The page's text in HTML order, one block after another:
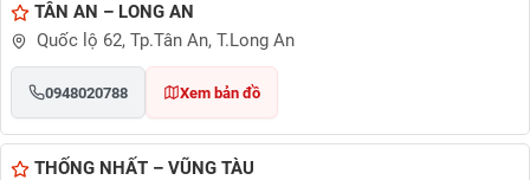
TÂN AN – LONG AN
Quốc lộ 62, Tp.Tân An, T.Long An
0948020788 Xem bản đồ
THỐNG NHẤT – VŨNG TÀU